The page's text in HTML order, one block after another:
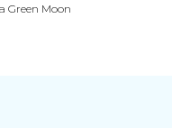
Green Moon